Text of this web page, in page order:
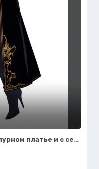
Загадочная воительница в пурпурном платье и с серповидным клинком. Нейронная сеть Flux 1